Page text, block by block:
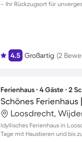
– Ihr Rückzugsort für
4.5 Großartig (2
Ferienhaus ∙ 4 Gäste ∙ 2
Schönes
Loosdrecht,
Idyllisches Ferienhaus in
Tage mit Haustieren und bis